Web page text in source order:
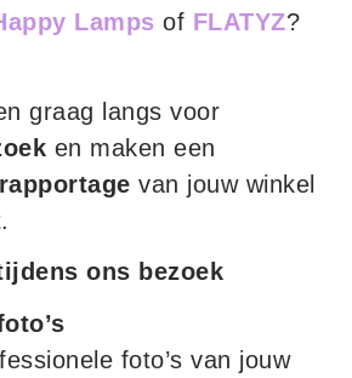
Lamps of FLATYZ?
graag langs voor
en maken een
van jouw winkel
ons bezoek
foto’s van jouw